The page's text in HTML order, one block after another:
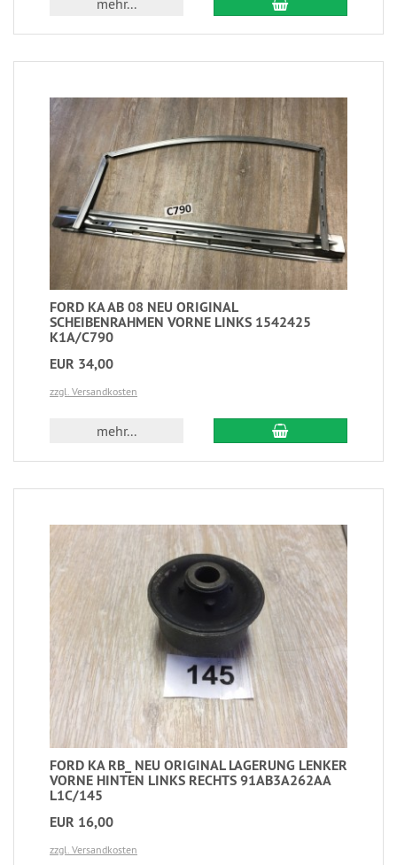
FORD KA AB 08 NEU ORIGINAL
SCHEIBENRAHMEN VORNE LINKS 1542425
K1A/C790
EUR 34,00
zzgl. Versandkosten
mehr...
FORD KA RB_ NEU ORIGINAL LAGERUNG LENKER
VORNE HINTEN LINKS RECHTS 91AB3A262AA
L1C/145
EUR 16,00
zzgl. Versandkosten